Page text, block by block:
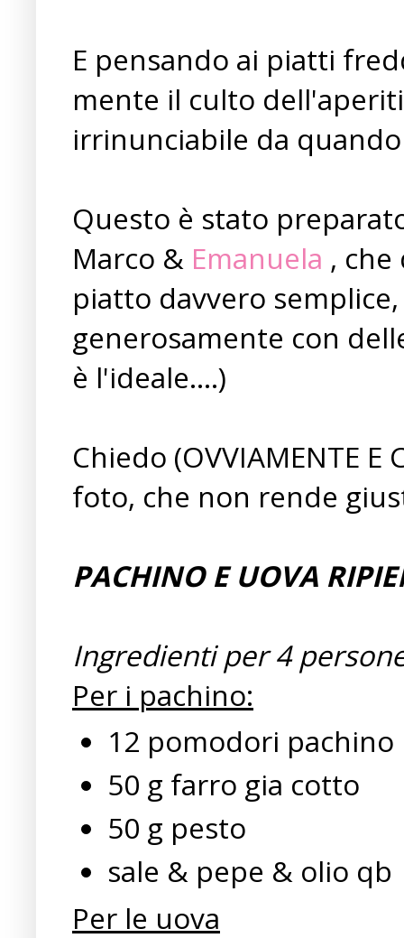
E pensando ai piatti
mente il culto
irrinunciabile da
Questo è stato
Marco & Emanuela ,
piatto davvero
generosamente con
è l'ideale....)
Chiedo (OVVIAMENTE
foto, che non rende
PACHINO E UOVA
Ingredienti per 4
Per i pachino:
12 pomodori pachino
50 g farro gia cotto
50 g pesto
sale & pepe & olio qb
Per le uova